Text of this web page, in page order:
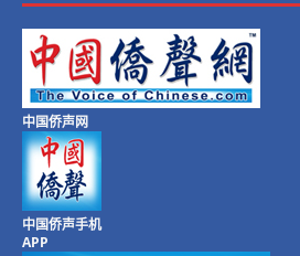
中国侨声网
中国侨声手机
APP